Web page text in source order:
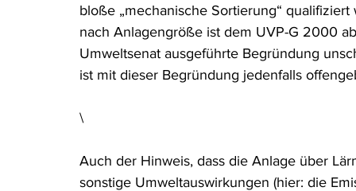
bloße „mechanische Sortierung“
nach Anlagengröße ist dem UVP-G 2000
Umweltsenat ausgeführte Begründung
ist mit dieser Begründung jedenfalls
\
Auch der Hinweis, dass die Anlage über
sonstige Umweltauswirkungen (hier: die